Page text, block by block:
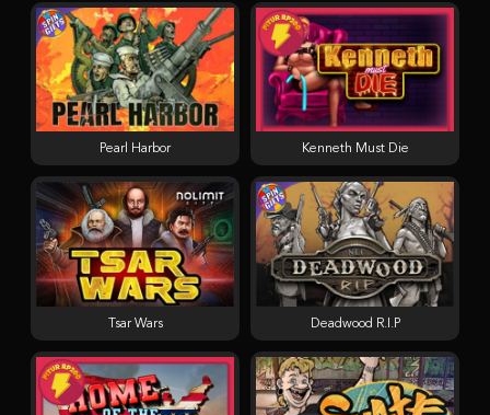
Tsar Wars Deadwood R.I.P
Kenneth Must Die
Pearl Harbor